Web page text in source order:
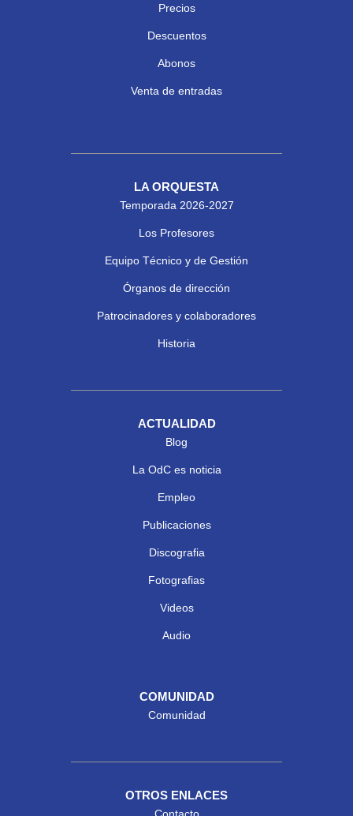
Precios
Descuentos
Abonos
Venta de entradas
LA ORQUESTA
Temporada 2026-2027
Los Profesores
Equipo Técnico y de Gestión
Órganos de dirección
Patrocinadores y colaboradores
Historia
ACTUALIDAD
Blog
La OdC es noticia
Empleo
Publicaciones
Discografia
Fotografias
Videos
Audio
COMUNIDAD
Comunidad
OTROS ENLACES